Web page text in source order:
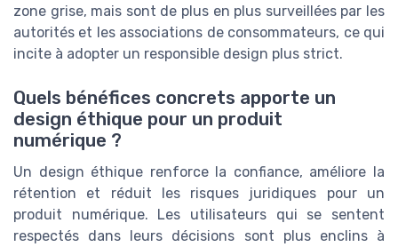
zone grise, mais sont de plus en plus surveillées par les
autorités et les associations de consommateurs, ce qui
incite à adopter un responsible design plus strict.
Quels bénéfices concrets apporte un
design éthique pour un produit
numérique ?
Un design éthique renforce la confiance, améliore la
rétention et réduit les risques juridiques pour un
produit numérique. Les utilisateurs qui se sentent
respectés dans leurs décisions sont plus enclins à